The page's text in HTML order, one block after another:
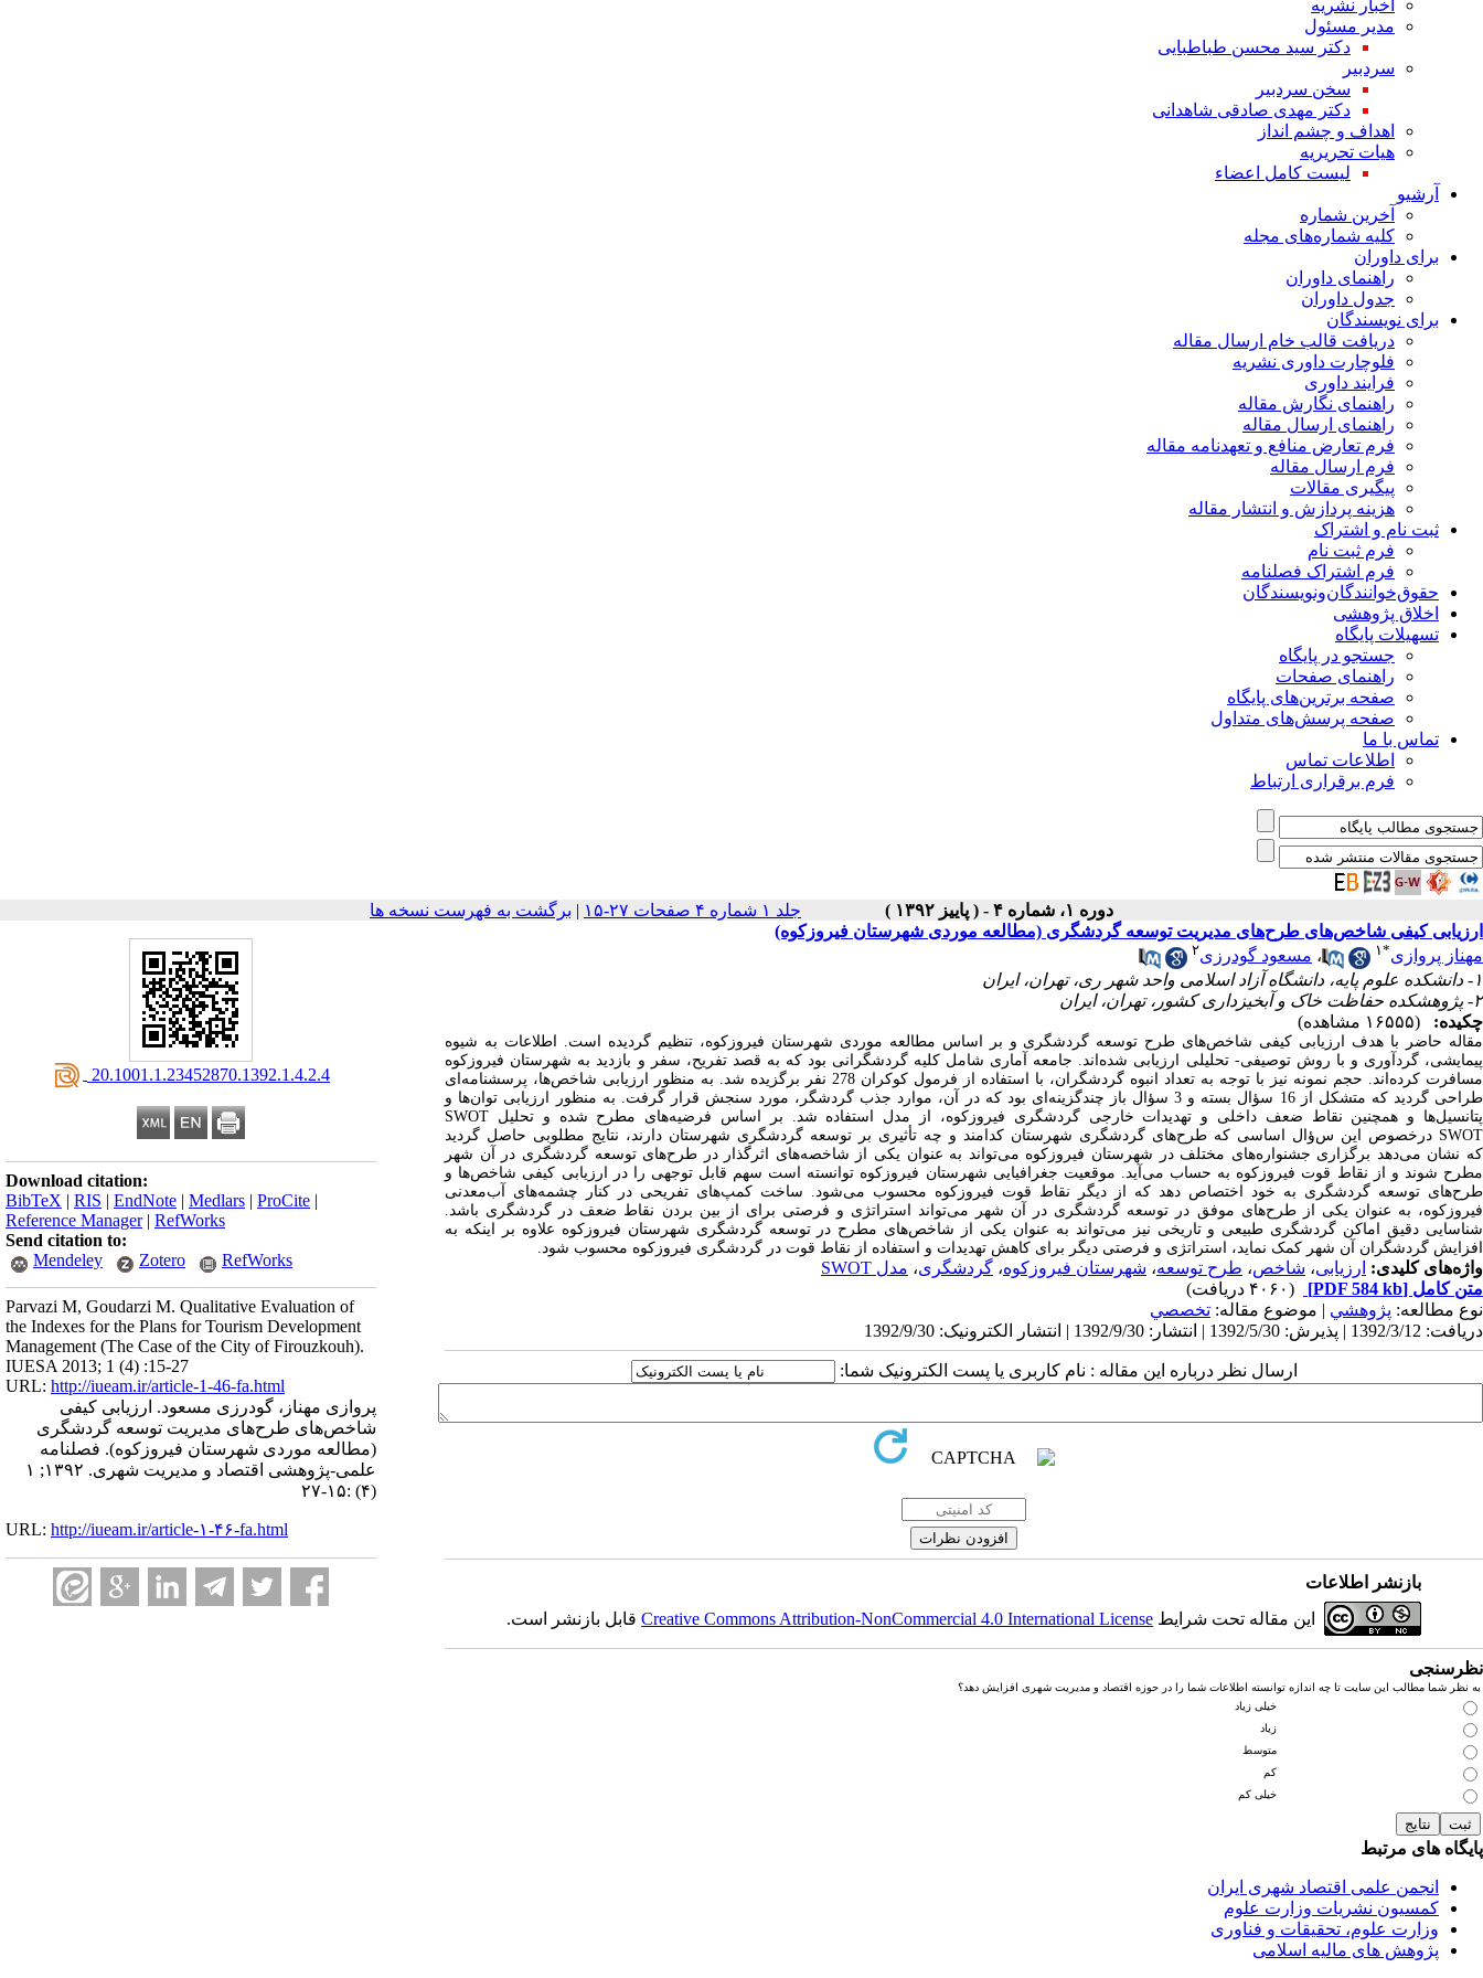
اخبار نشریه
مدیر مسئول
دکتر سید محسن طباطبایی
سردبیر
سخن سردبیر
دکتر مهدی صادقی شاهدانی
اهداف و چشم انداز
هیات تحریریه
لیست کامل اعضاء
آرشیو
آخرین شماره
کلیه شماره‌های مجله
برای داوران
راهنمای داوران
جدول داوران
برای نویسندگان
دریافت قالب خام ارسال مقاله
فلوچارت داوری نشریه
فرایند داوری
راهنمای نگارش مقاله
راهنمای ارسال مقاله
فرم تعارض منافع و تعهدنامه مقاله
فرم ارسال مقاله
پیگیری مقالات
هزینه پردازش و انتشار مقاله
ثبت نام و اشتراک
فرم ثبت نام
فرم اشتراک فصلنامه
حقوق‌خوانندگان‌و‌نویسندگان
اخلاق پژوهشی
تسهیلات پایگاه
جستجو در پایگاه
راهنمای صفحات
صفحه برترین‌های پایگاه
صفحه پرسش‌های متداول
تماس با ما
اطلاعات تماس
فرم برقراری ارتباط
دوره ۱، شماره ۴ - ( پاییز ۱۳۹۲ ) جلد ۱ شماره ۴ صفحات ۲۷-۱۵ | برگشت به فهرست نسخه ها
‎ 20.1001.1.23452870.1392.1.4.2.4
Download citation:
BibTeX | RIS | EndNote | Medlars | ProCite |
Reference Manager| RefWorks
Send citation to:
Mendeley
Zotero RefWorks
Parvazi M, Goudarzi M. Qualitative Evaluation of
the Indexes for the Plans for Tourism Development
Management (The Case of the City of Firouzkouh).
IUESA 2013; 1 (4) :15-27
URL: http://iueam.ir/article-1-46-fa.html
پروازی مهناز، گودرزی مسعود. ارزیابی کیفی
شاخص‌های طرح‌های مدیریت توسعه گردشگری
(مطالعه موردی شهرستان فیروزکوه). فصلنامه
علمی-پژوهشی اقتصاد و مدیریت شهری. ۱۳۹۲; ۱
(۴) :۱۵-۲۷
URL: http://iueam.ir/article-۱-۴۶-fa.html
ارزیابی کیفی شاخص‌های طرح‌های مدیریت توسعه گردشگری (مطالعه موردی شهرستان فیروزکوه)
مهناز پروازی*۱ ، مسعود گودرزی۲
۱- دانشکده علوم پایه، دانشگاه آزاد اسلامی واحد شهر ری، تهران، ایران
۲- پژوهشکده حفاظت خاک و آبخیزداری کشور، تهران، ایران
چکیده:
(۱۶۵۵۵ مشاهده)
مقاله حاضر با هدف ارزیابی کیفی شاخص‌های طرح توسعه گردشگری و بر اساس مطالعه موردی شهرستان فیروزکوه، تنظیم گردیده است. اطلاعات به شیوه
پیمایشی، گردآوری و با روش توصیفی- تحلیلی ارزیابی شده‌اند. جامعه آماری شامل کلیه گردشگرانی بود که به قصد تفریح، سفر و بازدید به شهرستان فیروزکوه
مسافرت کرده‌اند. حجم نمونه نیز با توجه به تعداد انبوه گردشگران، با استفاده از فرمول کوکران 278 نفر برگزیده شد. به منظور ارزیابی شاخص‌ها، پرسشنامه‌ای
طراحی گردید که متشکل از 16 سؤال بسته و 3 سؤال باز چندگزینه‌ای بود که در آن، موارد جذب گردشگر، مورد سنجش قرار گرفت. به منظور ارزیابی توان‌ها و
پتانسیل‌ها و همچنین نقاط ضعف داخلی و تهدیدات خارجیگردشگری فیروزکوه، از مدل SWOT استفاده شد. بر اساس فرضیه‌های مطرح شده و تحلیل
SWOT درخصوص این سؤال اساسی که طرح‌های گردشگری شهرستان کدامند و چه تأثیری بر توسعه گردشگری شهرستان دارند، نتایج مطلوبی حاصل گردید
که نشان می‌دهد برگزاری جشنواره‌های مختلف در شهرستان فیروزکوه می‌تواند به عنوان یکی از شاخصه‌های اثرگذار در طرح‌های توسعه گردشگری در آن شهر
مطرح شوند و از نقاط قوت فیروزکوه به حساب می‌آید. موقعیت جغرافیایی شهرستان فیروزکوه توانسته است سهم قابل توجهی را در ارزیابی کیفی شاخص‌ها و
طرح‌های توسعه گردشگری به خود اختصاص دهد که از دیگر نقاط قوت فیروزکوه محسوب می‌شود. ساخت کمپ‌های تفریحی در کنار چشمه‌های آب‌معدنی
فیروزکوه، به عنوان یکی از طرح‌های موفق در توسعه گردشگری در آن شهر می‌تواند استراتژی و فرصتی برای از بین بردن نقاط ضعف در گردشگری باشد.
شناسایی دقیق اماکن گردشگری طبیعی و تاریخی نیز می‌تواند به عنوان یکی از شاخص‌های مطرح در توسعه گردشگری شهرستان فیروزکوه علاوه بر اینکه به
افزایش گردشگران آن شهر کمک نماید، استراتژی و فرصتی دیگر برای کاهش تهدیدات و استفاده از نقاط قوت در گردشگری فیروزکوه محسوب شود.
واژه‌های کلیدی: ارزیابی، شاخص، طرح توسعه، شهرستان فیروزکوه، گردشگری، مدل SWOT
متن کامل [PDF 584 kb]
(۴۰۶۰ دریافت)
نوع مطالعه: پژوهشي | موضوع مقاله: تخصصي
دریافت: 1392/3/12 | پذیرش: 1392/5/30 | انتشار: 1392/9/30 | انتشار الکترونیک: 1392/9/30
ارسال نظر درباره این مقاله : نام کاربری یا پست الکترونیک شما:
بازنشر اطلاعات
این مقاله تحت شرایط Creative Commons Attribution-NonCommercial 4.0 International Licenseقابل بازنشر است.
نظرسنجی
به نظر شما مطالب این سایت تا چه اندازه توانسته اطلاعات شما را در حوزه اقتصاد و مدیریت شهری افزایش دهد؟
خیلی زیاد
زیاد
متوسط
کم
خیلی کم
پایگاه های مرتبط
انجمن علمی اقتصاد شهری ایران
کمسیون نشریات وزارت علوم
وزارت علوم، تحقیقات و فناوری
پژوهش های مالیه اسلامی